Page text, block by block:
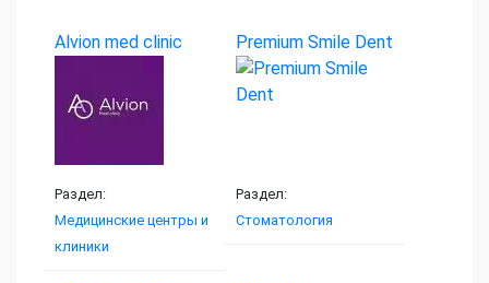
Alvion med clinic
Раздел:
Медицинские центры и
клиники
Premium Smile Dent
Раздел:
Стоматология